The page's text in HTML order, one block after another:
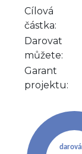
Cílová
částka:
Darovat
můžete:
Garant
projektu: